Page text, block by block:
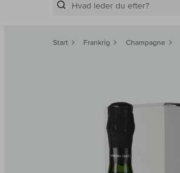
Start Frankrig Champagne